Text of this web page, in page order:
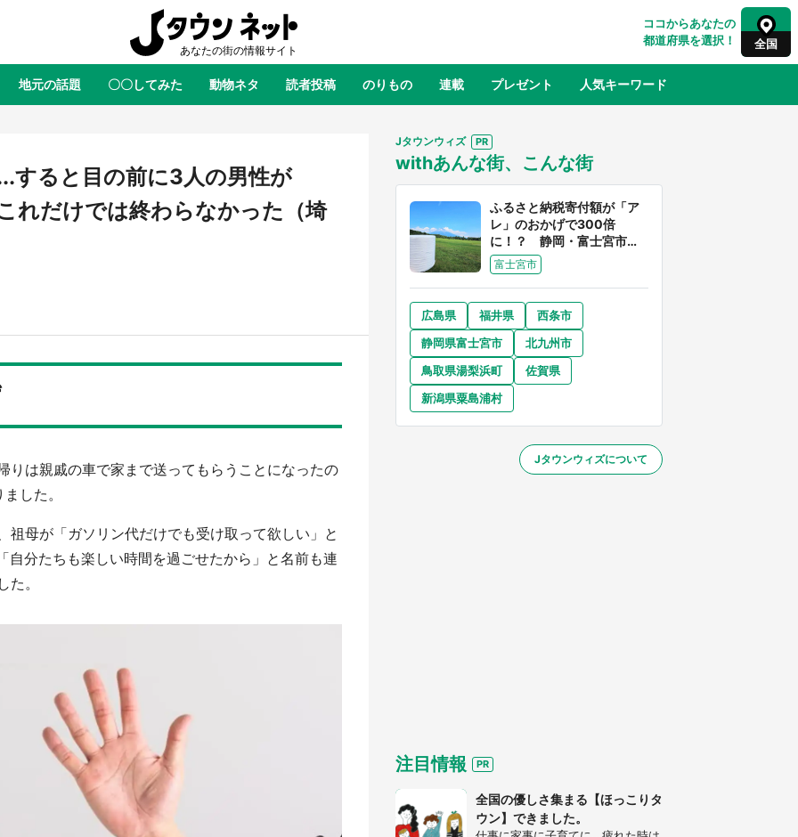
ココからあなたの
都道府県を選択！
全国
全国 全国
東北 青森 岩手 山形 福島
関東 茨城 栃木 群馬 千葉 東京 神奈川
奈良 和歌山
山口
大分 宮崎
地元の話題 〇〇してみた 動物ネタ 読者投稿 のりもの 連載 プレゼント 人気キーワード
絶景 あの時はありがとう 物語がはじまる町へ ふるさと納税
本邦初公開の「猫猫像」も【8
『小林さんちのメイドラゴン』と舞台
のモデル・越谷がコラボ 田んぼアー
トの見頃にあわせて企画続々【7／31
～】
すると目の前に3人の男性が
れだけでは終わらなかった（埼
りは親戚の車で家まで送ってもらうことになったの
した。
祖母が「ガソリン代だけでも受け取って欲しい」と
分たちも楽しい時間を過ごせたから」と名前も連
。
Jタウンウィズ
withあんな街、こんな街
ふるさと納税寄付額が「ア
レ」のおかげで300倍
に！？ 静岡・富士宮市は
富士山産の魅力あふれるス
ゴイ街
富士宮市
広島県 福井県
西条市
静岡県富士宮市
北九州市
鳥取県湯梨浜町
佐賀県
新潟県粟島浦村
Jタウンウィズについて
注目情報
全国の優しさ集まる【ほっこりタ
ウン】できました。